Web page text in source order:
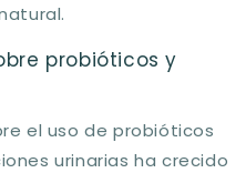
probióticos y
el uso de probióticos
urinarias ha crecido